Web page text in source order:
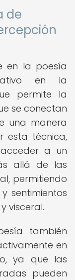
de
en la poesía
en la
permite la
se conectan
una manera
esta técnica,
a un
allá de las
permitiendo
sentimientos
visceral.
también
en
ya que las
pueden